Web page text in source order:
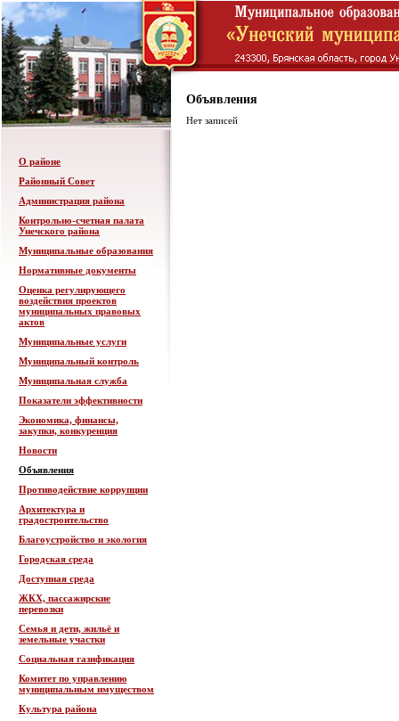
О районе
Районный Совет
Администрация района
Контрольно-счетная палата
Унечского района
Муниципальные образования
Нормативные документы
Оценка регулирующего
воздействия проектов
муниципальных правовых
актов
Муниципальные услуги
Муниципальный контроль
Муниципальная служба
Показатели эффективности
Экономика, финансы,
закупки, конкуренция
Новости
Объявления
Противодействие коррупции
Архитектура и
градостроительство
Благоустройство и экология
Городская среда
Доступная среда
ЖКХ, пассажирские
перевозки
Семья и дети, жильё и
земельные участки
Социальная газификация
Комитет по управлению
муниципальным имуществом
Культура района
Объявления
Нет записей